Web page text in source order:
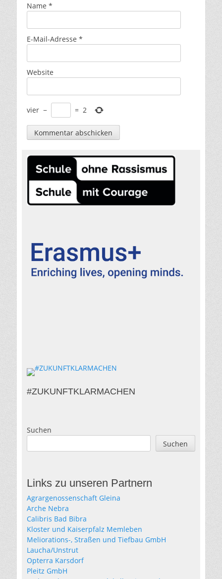
Name *
E-Mail-Adresse *
Website
vier − = 2
#ZUKUNFTKLARMACHEN
Suchen
Suchen
Links zu unseren Partnern
Agrargenossenschaft Gleina
Arche Nebra
Calibris Bad Bibra
Kloster und Kaiserpfalz Memleben
Meliorations-, Straßen und Tiefbau GmbH
Laucha/Unstrut
Opterra Karsdorf
Pleitz GmbH